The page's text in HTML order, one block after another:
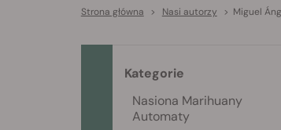
Strona główna > Nasi autorzy > Miguel
Kategorie
Nasiona Marihuany
Automaty